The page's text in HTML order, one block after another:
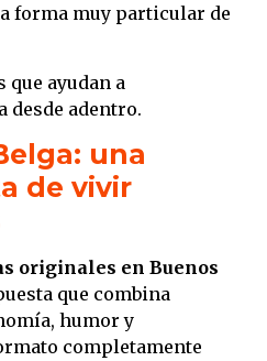
forma muy particular de
que ayudan a
desde adentro.
una
de vivir
originales en Buenos
que combina
humor y
completamente